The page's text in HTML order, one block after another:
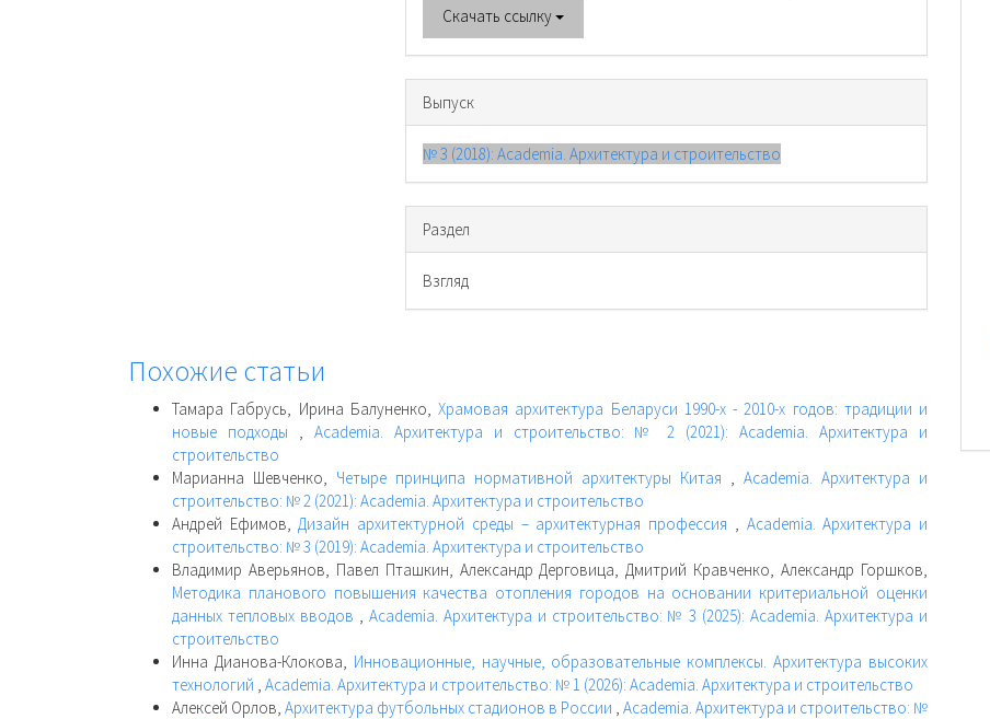
Скачать ссылку
Выпуск
№ 3 (2018): Academia. Архитектура и строительство
Раздел
Взгляд
Похожие статьи
Тамара Габрусь, Ирина Балуненко, Храмовая архитектура Беларуси 1990-х - 2010-х годов: традиции и
новые подходы , Academia. Архитектура и строительство: № 2 (2021): Academia. Архитектура и
строительство
Марианна Шевченко, Четыре принципа нормативной архитектуры Китая , Academia. Архитектура и
строительство: № 2 (2021): Academia. Архитектура и строительство
Андрей Ефимов,Дизайн архитектурной среды – архитектурная профессия , Academia. Архитектура и
строительство: № 3 (2019): Academia. Архитектура и строительство
Владимир Аверьянов, Павел Пташкин, Александр Дерговица, Дмитрий Кравченко, Александр Горшков,
Методика планового повышения качества отопления городов на основании критериальной оценки
данных тепловых вводов , Academia. Архитектура и строительство: № 3 (2025): Academia. Архитектура и
строительство
Инна Дианова-Клокова, Инновационные, научные, образовательные комплексы. Архитектура высоких
технологий , Academia. Архитектура и строительство: № 1 (2026): Academia. Архитектура и строительство
Алексей Орлов, Архитектура футбольных стадионов в России , Academia. Архитектура и строительство: №